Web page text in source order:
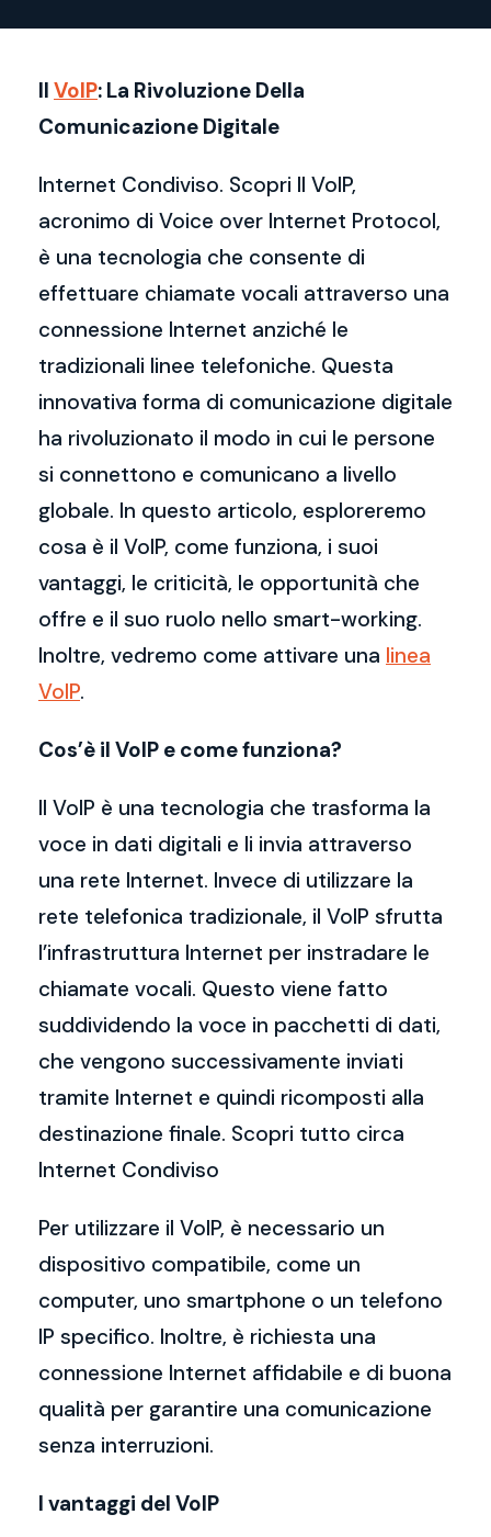
Il VoIP: La Rivoluzione Della
Comunicazione Digitale
Internet Condiviso. Scopri Il VoIP,
acronimo di Voice over Internet Protocol,
è una tecnologia che consente di
effettuare chiamate vocali attraverso una
connessione Internet anziché le
tradizionali linee telefoniche. Questa
innovativa forma di comunicazione digitale
ha rivoluzionato il modo in cui le persone
si connettono e comunicano a livello
globale. In questo articolo, esploreremo
cosa è il VoIP, come funziona, i suoi
vantaggi, le criticità, le opportunità che
offre e il suo ruolo nello smart-working.
Inoltre, vedremo come attivare una linea
VoIP.
Cos’è il VoIP e come funziona?
Il VoIP è una tecnologia che trasforma la
voce in dati digitali e li invia attraverso
una rete Internet. Invece di utilizzare la
rete telefonica tradizionale, il VoIP sfrutta
l’infrastruttura Internet per instradare le
chiamate vocali. Questo viene fatto
suddividendo la voce in pacchetti di dati,
che vengono successivamente inviati
tramite Internet e quindi ricomposti alla
destinazione finale. Scopri tutto circa
Internet Condiviso
Per utilizzare il VoIP, è necessario un
dispositivo compatibile, come un
computer, uno smartphone o un telefono
IP specifico. Inoltre, è richiesta una
connessione Internet affidabile e di buona
qualità per garantire una comunicazione
senza interruzioni.
I vantaggi del VoIP